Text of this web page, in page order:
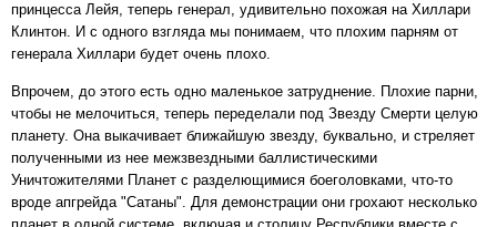
принцесса Лейя, теперь генерал, удивительно похожая на Хиллари
Клинтон. И с одного взгляда мы понимаем, что плохим парням от
генерала Хиллари будет очень плохо.
Впрочем, до этого есть одно маленькое затруднение. Плохие парни,
чтобы не мелочиться, теперь переделали под Звезду Смерти целую
планету. Она выкачивает ближайшую звезду, буквально, и стреляет
полученными из нее межзвездными баллистическими
Уничтожителями Планет с разделющимися боеголовками, что-то
вроде апгрейда "Сатаны". Для демонстрации они грохают несколько